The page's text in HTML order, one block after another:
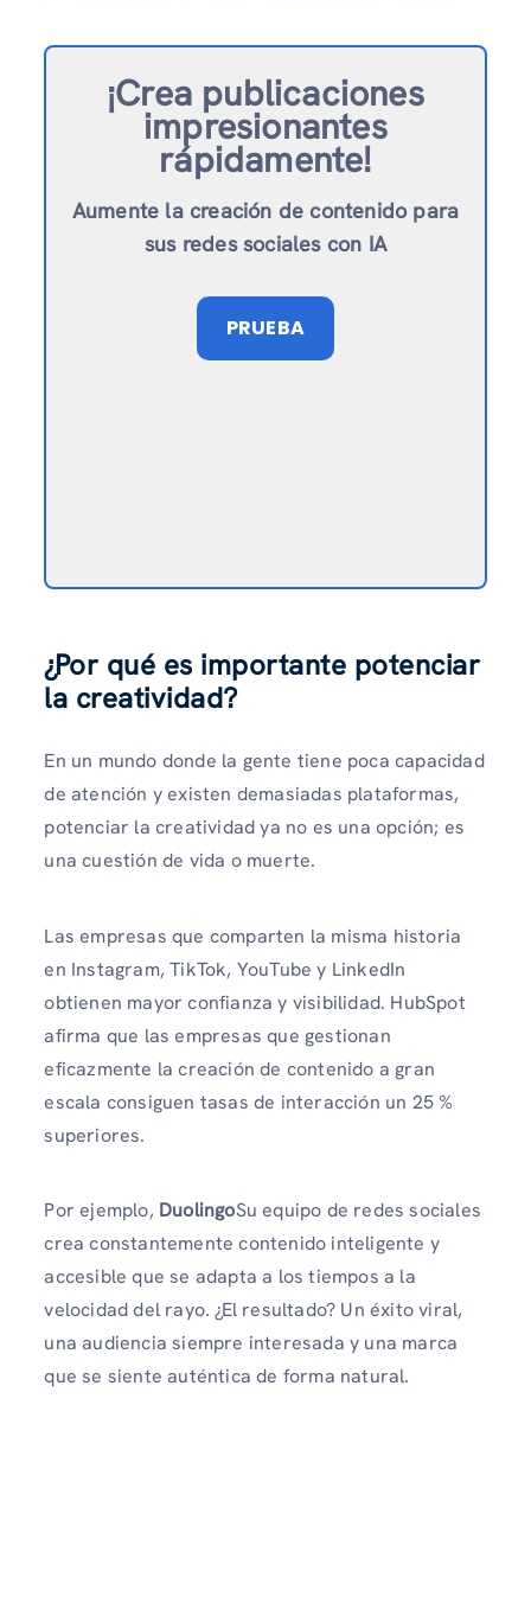
¡Crea publicaciones
impresionantes
rápidamente!
Aumente la creación de contenido para
sus redes sociales con IA
PRUEBA
¿Por qué es importante potenciar
la creatividad?
En un mundo donde la gente tiene poca capacidad
de atención y existen demasiadas plataformas,
potenciar la creatividad ya no es una opción; es
una cuestión de vida o muerte.
Las empresas que comparten la misma historia
en Instagram, TikTok, YouTube y LinkedIn
obtienen mayor confianza y visibilidad. HubSpot
afirma que las empresas que gestionan
eficazmente la creación de contenido a gran
escala consiguen tasas de interacción un 25 %
superiores.
Por ejemplo, DuolingoSu equipo de redes sociales
crea constantemente contenido inteligente y
accesible que se adapta a los tiempos a la
velocidad del rayo. ¿El resultado? Un éxito viral,
una audiencia siempre interesada y una marca
que se siente auténtica de forma natural.